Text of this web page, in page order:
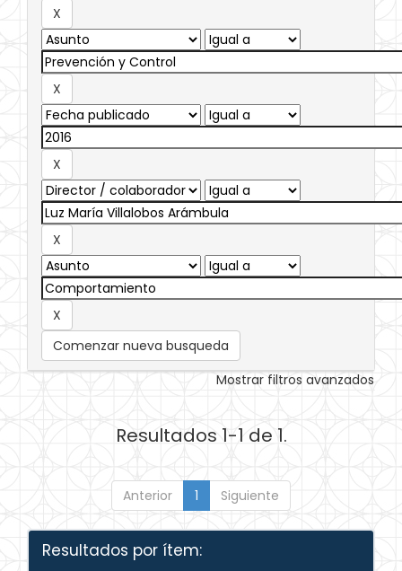
Comenzar nueva busqueda
Mostrar filtros avanzados
Resultados 1-1 de 1.
Anterior 1 Siguiente
Resultados por ítem: